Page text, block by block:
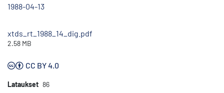
1988-04-13
xtds_rt_1988_14_dig.pdf
2.58 MB
CC BY 4.0
Lataukset 86